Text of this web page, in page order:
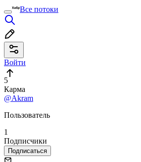
Все потоки
Войти
5
Карма
@Akram
Пользователь
1
Подписчики
Подписаться